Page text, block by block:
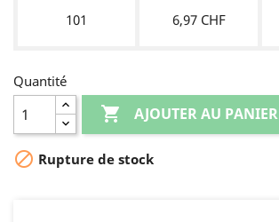
101 6,97 CHF
Quantité
 AJOUTER AU PANIER
 Rupture de stock